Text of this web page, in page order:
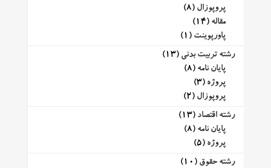
پروپوزال (8)
مقاله (14)
پاورپوینت (1)
رشته تربیت بدنی (13)
پایان نامه (8)
پروژه (3)
پروپوزال (2)
رشته اقتصاد (13)
پایان نامه (8)
پروژه (5)
رشته حقوق (10)